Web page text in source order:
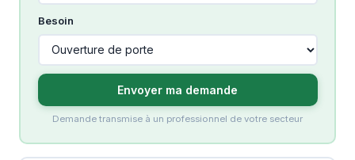
Besoin
Envoyer ma demande
Demande transmise à un professionnel de votre secteur